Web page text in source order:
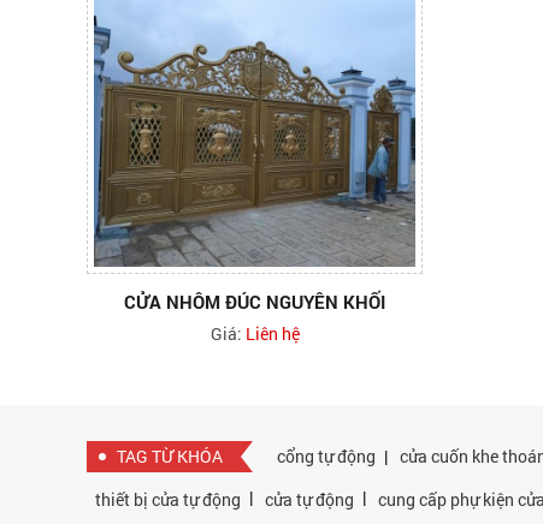
CỬA NHÔM ĐÚC NGUYÊN KHỐI
Giá: Liên hệ
TAG TỪ KHÓA cổng tự động | cửa cuốn khe
thiết bị cửa tự động | cửa tự động | cung cấp phự kiện